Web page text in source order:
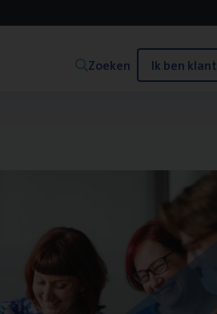
Zoeken Ik ben klant